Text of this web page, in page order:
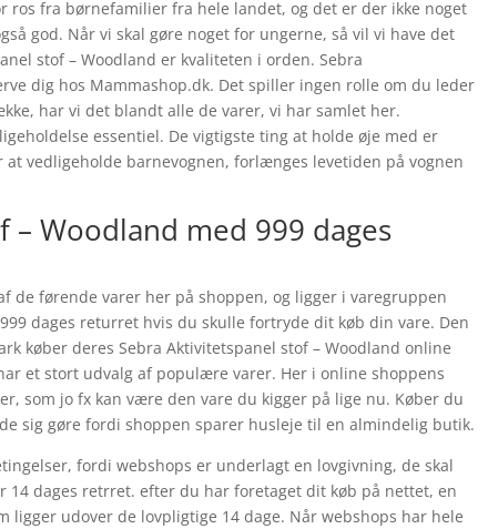
ros fra børnefamilier fra hele landet, og det er der ikke noget
god. Når vi skal gøre noget for ungerne, så vil vi have det
stof – Woodland er kvaliteten i orden. Sebra
dig hos Mammashop.dk. Det spiller ingen rolle om du leder
har vi det blandt alle de varer, vi har samlet her.
essentiel. De vigtigste ting at holde øje med er
vedligeholde barnevognen, forlænges levetiden på vognen
– Woodland med 999 dages
de førende varer her på shoppen, og ligger i varegruppen
dages returret hvis du skulle fortryde dit køb din vare. Den
køber deres Sebra Aktivitetspanel stof – Woodland online
et stort udvalg af populære varer. Her i online shoppens
som jo fx kan være den vare du kigger på lige nu. Køber du
sig gøre fordi shoppen sparer husleje til en almindelig butik.
fordi webshops er underlagt en lovgivning, de skal
14 dages retrret. efter du har foretaget dit køb på nettet, en
ligger udover de lovpligtige 14 dage. Når webshops har hele